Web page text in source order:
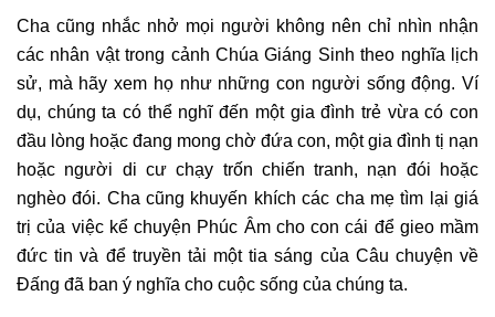
Cha cũng nhắc nhở mọi người không nên chỉ nhìn nhận
các nhân vật trong cảnh Chúa Giáng Sinh theo nghĩa lịch
sử, mà hãy xem họ như những con người sống động. Ví
dụ, chúng ta có thể nghĩ đến một gia đình trẻ vừa có con
đầu lòng hoặc đang mong chờ đứa con, một gia đình tị nạn
hoặc người di cư chạy trốn chiến tranh, nạn đói hoặc
nghèo đói. Cha cũng khuyến khích các cha mẹ tìm lại giá
trị của việc kể chuyện Phúc Âm cho con cái để gieo mầm
đức tin và để truyền tải một tia sáng của Câu chuyện về
Đấng đã ban ý nghĩa cho cuộc sống của chúng ta.